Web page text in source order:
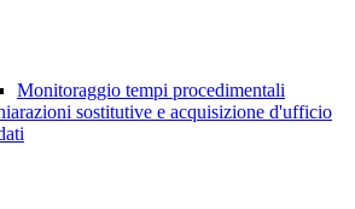
Monitoraggio tempi procedimentali
sostitutive e acquisizione d'ufficio